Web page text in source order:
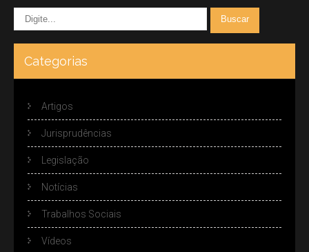
Categorias
Artigos
Jurisprudências
Legislação
Notícias
Trabalhos Sociais
Vídeos